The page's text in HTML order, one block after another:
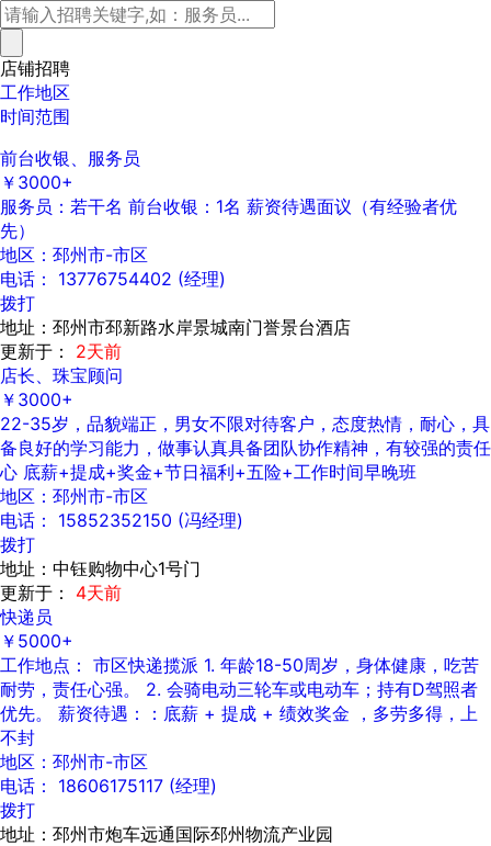
店铺招聘
工作地区
时间范围
前台收银、服务员
￥3000+
服务员：若干名 前台收银：1名 薪资待遇面议（有经验者优
先）
地区：邳州市-市区
电话： 13776754402 (经理)
拨打
地址：邳州市邳新路水岸景城南门誉景台酒店
更新于： 2天前
店长、珠宝顾问
￥3000+
22-35岁，品貌端正，男女不限对待客户，态度热情，耐心，具
备良好的学习能力，做事认真具备团队协作精神，有较强的责任
心 底薪+提成+奖金+节日福利+五险+工作时间早晚班
地区：邳州市-市区
电话： 15852352150 (冯经理)
拨打
地址：中钰购物中心1号门
更新于： 4天前
快递员
￥5000+
工作地点： 市区快递揽派 1. 年龄18-50周岁，身体健康，吃苦
耐劳，责任心强。 2. 会骑电动三轮车或电动车；持有D驾照者
优先。 薪资待遇：：底薪 + 提成 + 绩效奖金 ，多劳多得，上
不封
地区：邳州市-市区
电话： 18606175117 (经理)
拨打
地址：邳州市炮车远通国际邳州物流产业园